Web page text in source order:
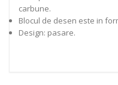
carbune.
Blocul de desen este in
Design: pasare.